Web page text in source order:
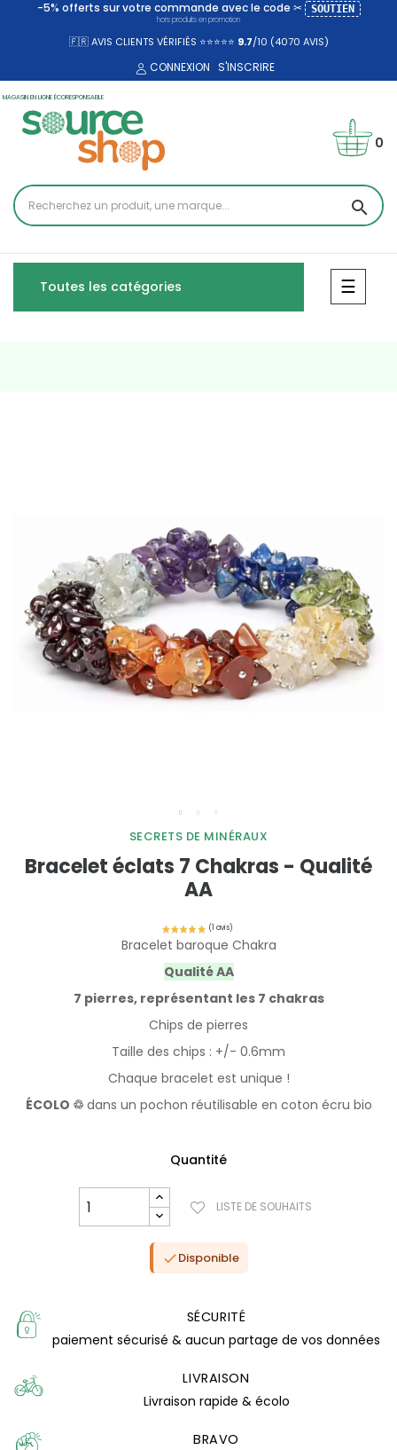
-5% offerts sur votre commande avec le code ✂ SOUTIEN
hors produits en promotion
🇫🇷 AVIS CLIENTS VÉRIFIÉS ⭐⭐⭐⭐⭐ 9.7/10 (4070 AVIS)
CONNEXION S'INSCRIRE
MAGASIN EN LIGNE ÉCORESPONSABLE
search
0
Toutes les catégories ☰
SECRETS DE MINÉRAUX
Bracelet éclats 7 Chakras - Qualité
AA
Bracelet baroque Chakra
Qualité AA
7 pierres, représentant les 7 chakras
Chips de pierres
Taille des chips : +/- 0.6mm
Chaque bracelet est unique !
ÉCOLO ♲ dans un pochon réutilisable en coton écru bio
Quantité
LISTE DE SOUHAITS
Disponible
SÉCURITÉ
paiement sécurisé & aucun partage de vos données
LIVRAISON
Livraison rapide & écolo
BRAVO